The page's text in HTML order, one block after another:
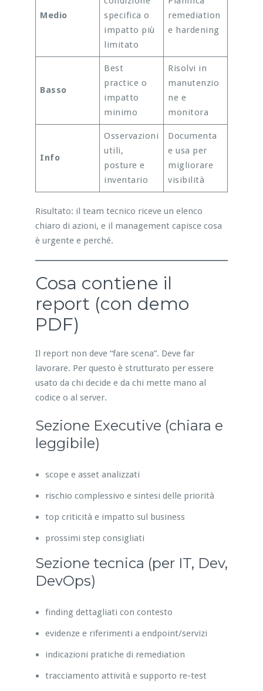
Medio
specifica o
impatto più
limitato
remediation
e hardening
Basso
Best
practice o
impatto
minimo
Risolvi in
manutenzio
ne e
monitora
Info
Osservazioni
utili,
posture e
inventario
Documenta
e usa per
migliorare
visibilità
Risultato: il team tecnico riceve un elenco
chiaro di azioni, e il management capisce cosa
è urgente e perché.
Cosa contiene il
report (con demo
PDF)
Il report non deve “fare scena”. Deve far
lavorare. Per questo è strutturato per essere
usato da chi decide e da chi mette mano al
codice o al server.
Sezione Executive (chiara e
leggibile)
scope e asset analizzati
rischio complessivo e sintesi delle priorità
top criticità e impatto sul business
prossimi step consigliati
Sezione tecnica (per IT, Dev,
DevOps)
finding dettagliati con contesto
evidenze e riferimenti a endpoint/servizi
indicazioni pratiche di remediation
tracciamento attività e supporto re-test